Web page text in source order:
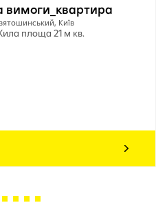
вимоги_квартира
Київ
площа 21 м кв.